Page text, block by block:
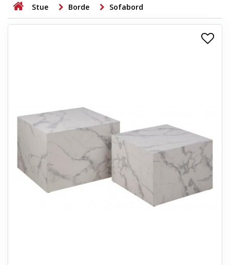
+
STUE
+
TÆPPER
+
+
ENTREMØBLER
+
HAVEMØBLER
Stue Borde Sofabord